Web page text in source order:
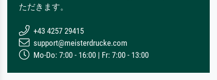
ただきます。
+43 4257 29415
support@meisterdrucke.com
Mo-Do: 7:00 - 16:00 | Fr: 7:00 - 13:00